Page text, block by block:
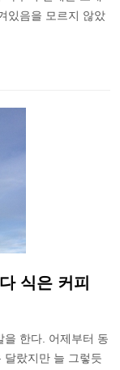
있음을 모르지 않았
식은 커피
을 한다. 어제부터 동
달랐지만 늘 그렇듯